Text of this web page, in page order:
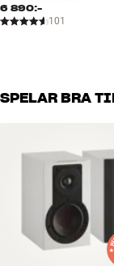
6 890:-
101
SPELAR BRA